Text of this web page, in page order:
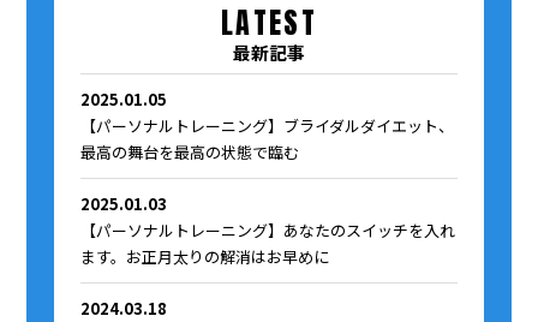
LATEST
最新記事
2025.01.05
【パーソナルトレーニング】ブライダルダイエット、
最高の舞台を最高の状態で臨む
2025.01.03
【パーソナルトレーニング】あなたのスイッチを入れ
ます。お正月太りの解消はお早めに
2024.03.18